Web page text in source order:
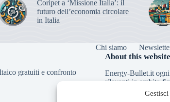
Coripet a ‘Missione Italia’: il
futuro dell’economia circolare
in Italia
Chi siamo
gratuiti e confronto
About this website
Energy-Bullet.it
rilevanti in ambito